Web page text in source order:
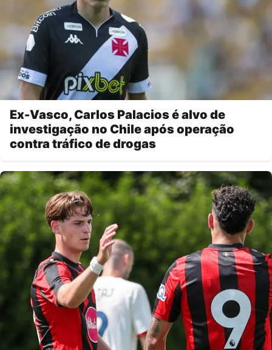
Ex-Vasco, Carlos Palacios é alvo de
investigação no Chile após operação
contra tráfico de drogas